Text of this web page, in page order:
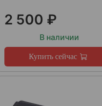
2 500 ₽
В наличии
Купить сейчас